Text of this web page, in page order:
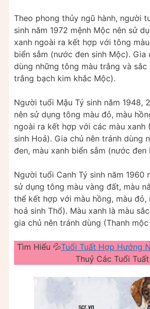
Theo phong thủy ngũ hành, người
sinh năm 1972 mệnh Mộc nên sử
xanh ngoài ra kết hợp với tông
biển sẫm (nước đen sinh Mộc). Gia
dùng những tông màu trắng và sắc
trắng bạch kim khắc Mộc).
Người tuổi Mậu Tý sinh năm 1948,
nên sử dụng tông màu đỏ, màu
ngoài ra kết hợp với các màu xanh
sinh Hoả). Gia chủ nên tránh dùng
đen, màu xanh biển sẫm (nước đen
Người tuổi Canh Tý sinh năm 1960
sử dụng tông màu vàng đất, màu
thể kết hợp với màu hồng, màu đỏ,
hoả sinh Thổ). Màu xanh là màu
gia chủ nên tránh dùng (Thanh
Tìm Hiểu 💦Tuổi Tuất Hợp Hướng
Thuỷ Các Tuổi Tuất